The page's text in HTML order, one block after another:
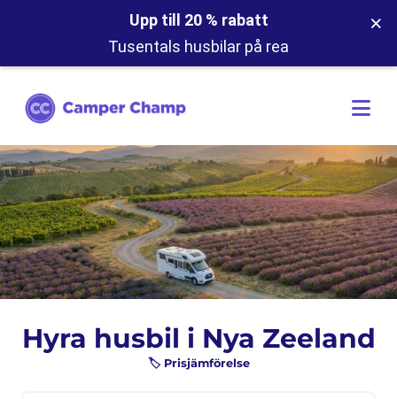
Upp till 20 % rabatt
Tusentals husbilar på rea
×
Hyra husbil i Nya Zeeland
🏷️ Prisjämförelse